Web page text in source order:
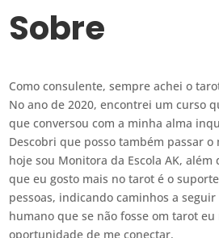
Sobre
Como consulente, sempre achei o
No ano de 2020, encontrei um curso
que conversou com a minha alma
Descobri que posso também passar
hoje sou Monitora da Escola AK,
que eu gosto mais no tarot é o
pessoas, indicando caminhos a
humano que se não fosse om tarot eu
oportunidade de me conectar.